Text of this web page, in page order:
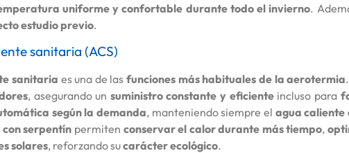
uniforme y confortable durante todo el invierno.
estudio previo.
sanitaria (ACS)
sanitaria es una de lasfunciones más habituales de la aerotermia
, asegurando un suministro constante y eficienteincluso para
según la demanda, manteniendo siempre el agua caliente
con serpentín permiten conservar el calor durante más tiempo,
solares, reforzando sucarácter ecológico.